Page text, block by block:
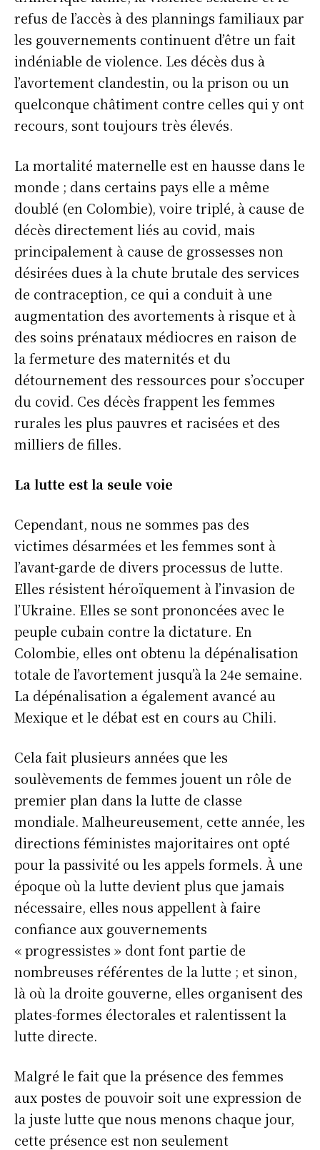
refus de l’accès à des plannings familiaux par
les gouvernements continuent d’être un fait
indéniable de violence. Les décès dus à
l’avortement clandestin, ou la prison ou un
quelconque châtiment contre celles qui y ont
recours, sont toujours très élevés.
La mortalité maternelle est en hausse dans le
monde ; dans certains pays elle a même
doublé (en Colombie), voire triplé, à cause de
décès directement liés au covid, mais
principalement à cause de grossesses non
désirées dues à la chute brutale des services
de contraception, ce qui a conduit à une
augmentation des avortements à risque et à
des soins prénataux médiocres en raison de
la fermeture des maternités et du
détournement des ressources pour s’occuper
du covid. Ces décès frappent les femmes
rurales les plus pauvres et racisées et des
milliers de filles.
La lutte est la seule voie
Cependant, nous ne sommes pas des
victimes désarmées et les femmes sont à
l’avant-garde de divers processus de lutte.
Elles résistent héroïquement à l’invasion de
l’Ukraine. Elles se sont prononcées avec le
peuple cubain contre la dictature. En
Colombie, elles ont obtenu la dépénalisation
totale de l’avortement jusqu’à la 24e semaine.
La dépénalisation a également avancé au
Mexique et le débat est en cours au Chili.
Cela fait plusieurs années que les
soulèvements de femmes jouent un rôle de
premier plan dans la lutte de classe
mondiale. Malheureusement, cette année, les
directions féministes majoritaires ont opté
pour la passivité ou les appels formels. À une
époque où la lutte devient plus que jamais
nécessaire, elles nous appellent à faire
confiance aux gouvernements
« progressistes » dont font partie de
nombreuses référentes de la lutte ; et sinon,
là où la droite gouverne, elles organisent des
plates-formes électorales et ralentissent la
lutte directe.
Malgré le fait que la présence des femmes
aux postes de pouvoir soit une expression de
la juste lutte que nous menons chaque jour,
cette présence est non seulement